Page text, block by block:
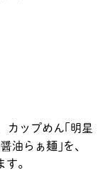
カップめん｢明星
油らぁ麺｣を、
。